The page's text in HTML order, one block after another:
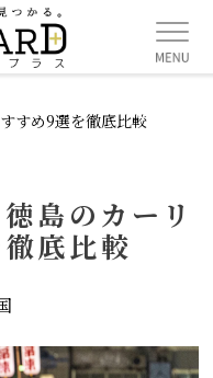
すめ9選を徹底比較
島のカーリ
底比較